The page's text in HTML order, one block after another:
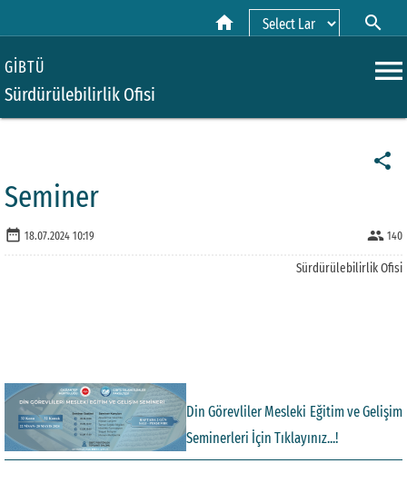
home search
GİBTÜ
Sürdürülebilirlik Ofisi
menu
share
Seminer
date_range 18.07.2024 10:19 people 140
Sürdürülebilirlik Ofisi
Din Görevliler Mesleki Eğitim ve Gelişim
Seminerleri İçin Tıklayınız...!